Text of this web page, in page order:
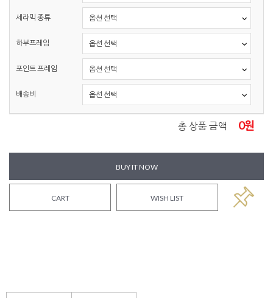
세라믹 종류
하부프레임
포인트 프레임
배송비
총 상품 금액 0원
BUY IT NOW
CART WISH LIST